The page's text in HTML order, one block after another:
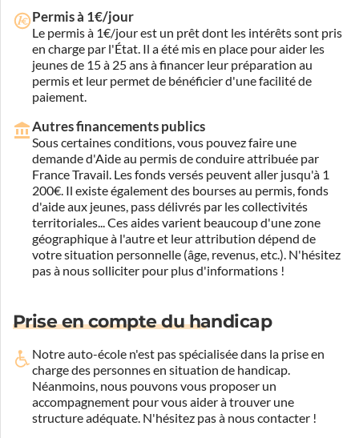
Permis à 1€/jour
Le permis à 1€/jour est un prêt dont les intérêts sont pris
en charge par l'État. Il a été mis en place pour aider les
jeunes de 15 à 25 ans à financer leur préparation au
permis et leur permet de bénéficier d'une facilité de
paiement.
Autres financements publics
Sous certaines conditions, vous pouvez faire une
demande d'Aide au permis de conduire attribuée par
France Travail. Les fonds versés peuvent aller jusqu'à 1
200€. Il existe également des bourses au permis, fonds
d'aide aux jeunes, pass délivrés par les collectivités
territoriales... Ces aides varient beaucoup d'une zone
géographique à l'autre et leur attribution dépend de
votre situation personnelle (âge, revenus, etc.). N'hésitez
pas à nous solliciter pour plus d'informations !
Prise en compte du handicap
Notre auto-école n'est pas spécialisée dans la prise en
charge des personnes en situation de handicap.
Néanmoins, nous pouvons vous proposer un
accompagnement pour vous aider à trouver une
structure adéquate. N'hésitez pas à nous contacter !